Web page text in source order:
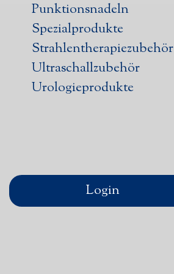
Punktionsnadeln
Spezialprodukte
Strahlentherapiezubehör
Ultraschallzubehör
Urologieprodukte
Login